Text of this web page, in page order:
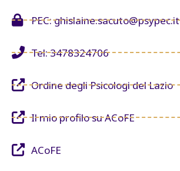
PEC: ghislaine.sacuto@psypec.it
Tel: 3478324706
Ordine degli Psicologi del Lazio
Il mio profilo su ACoFE
ACoFE